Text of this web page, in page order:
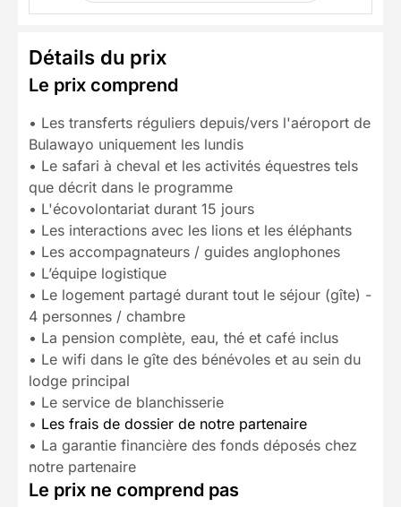
Détails du prix
Le prix comprend
• Les transferts réguliers depuis/vers l'aéroport de
Bulawayo uniquement les lundis
• Le safari à cheval et les activités équestres tels
que décrit dans le programme
• L'écovolontariat durant 15 jours
• Les interactions avec les lions et les éléphants
• Les accompagnateurs / guides anglophones
• L’équipe logistique
• Le logement partagé durant tout le séjour (gîte) -
4 personnes / chambre
• La pension complète, eau, thé et café inclus
• Le wifi dans le gîte des bénévoles et au sein du
lodge principal
• Le service de blanchisserie
• Les frais de dossier de notre partenaire
• La garantie financière des fonds déposés chez
notre partenaire
Le prix ne comprend pas